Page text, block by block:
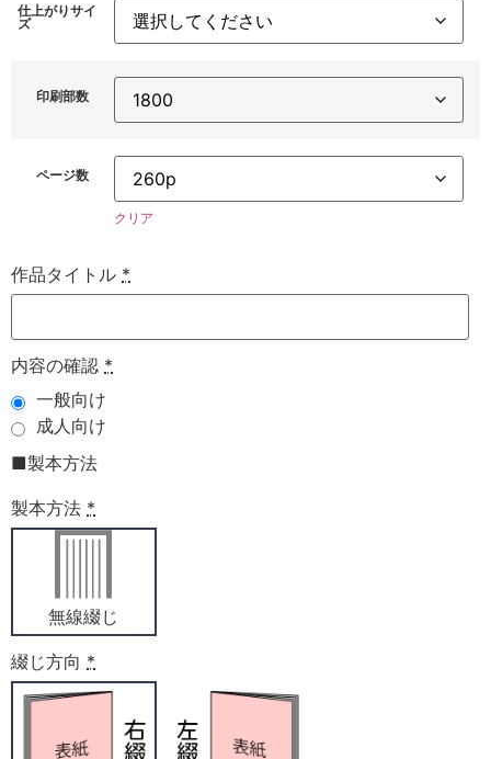
仕上がりサイ
ズ
印刷部数
ページ数
クリア
作品タイトル *
内容の確認 *
一般向け
成人向け
■製本方法
製本方法 *
無線綴じ
綴じ方向 *